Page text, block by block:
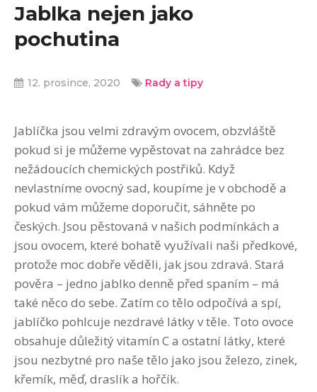
Jablka nejen jako
pochutina
12. prosince, 2020 Rady a tipy
Jablíčka jsou velmi zdravým ovocem, obzvláště
pokud si je můžeme vypěstovat na zahrádce bez
nežádoucích chemických postřiků. Když
nevlastníme ovocný sad, koupíme je v obchodě a
pokud vám můžeme doporučit, sáhněte po
českých. Jsou pěstovaná v našich podmínkách a
jsou ovocem, které bohatě využívali naši předkové,
protože moc dobře věděli, jak jsou zdravá. Stará
pověra – jedno jablko denně před spaním – má
také něco do sebe. Zatím co tělo odpočívá a spí,
jablíčko pohlcuje nezdravé látky v těle. Toto ovoce
obsahuje důležitý vitamín C a ostatní látky, které
jsou nezbytné pro naše tělo jako jsou železo, zinek,
křemík, měď, draslík a hořčík.